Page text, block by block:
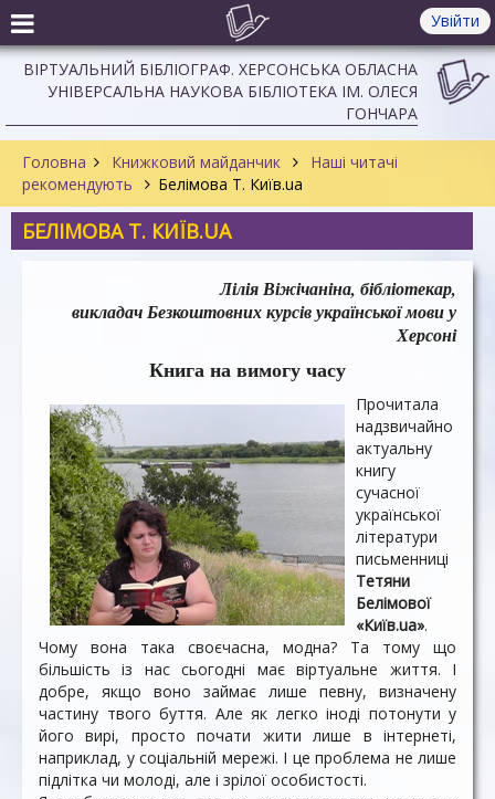
Увійти
ВІРТУАЛЬНИЙ БІБЛІОГРАФ. ХЕРСОНСЬКА ОБЛАСНА
УНІВЕРСАЛЬНА НАУКОВА БІБЛІОТЕКА ІМ. ОЛЕСЯ
ГОНЧАРА
Головна Книжковий майданчик
Наші читачі
рекомендують
Белімова Т. Київ.ua
БЕЛІМОВА Т. КИЇВ.UA
Лілія Віжічаніна, бібліотекар,
викладач Безкоштовних курсів української мови у
Херсоні
Книга на вимогу часу
Прочитала
надзвичайно
актуальну
книгу
сучасної
української
літератури
письменниці
Тетяни
Белімової
«Київ.ua».
Чому вона така своєчасна, модна? Та тому що
більшість із нас сьогодні має віртуальне життя. І
добре, якщо воно займає лише певну, визначену
частину твого буття. Але як легко іноді потонути у
його вирі, просто почати жити лише в інтернеті,
наприклад, у соціальній мережі. І це проблема не лише
підлітка чи молоді, але і зрілої особистості.